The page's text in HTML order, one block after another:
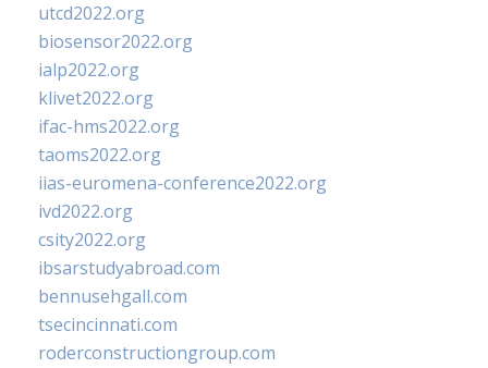
utcd2022.org
biosensor2022.org
ialp2022.org
klivet2022.org
ifac-hms2022.org
taoms2022.org
iias-euromena-conference2022.org
ivd2022.org
csity2022.org
ibsarstudyabroad.com
bennusehgall.com
tsecincinnati.com
roderconstructiongroup.com